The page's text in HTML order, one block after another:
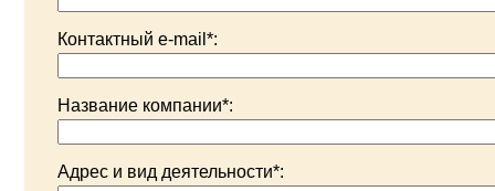
Контактный e-mail*:
Название компании*:
Адрес и вид деятельности*: